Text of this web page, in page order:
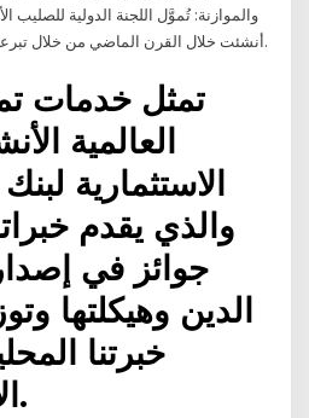
والموازنة: تُموَّل اللجنة الدولية
أنشئت خلال القرن الماضي من خلال تبرعات خاصة من أفراد أو منظمات.
تمثل خدمات
العالمية
الاستثمارية
والذي يقدم
جوائز في
الدين وهيكلتها
خبرتنا
الأسواق الدولية.